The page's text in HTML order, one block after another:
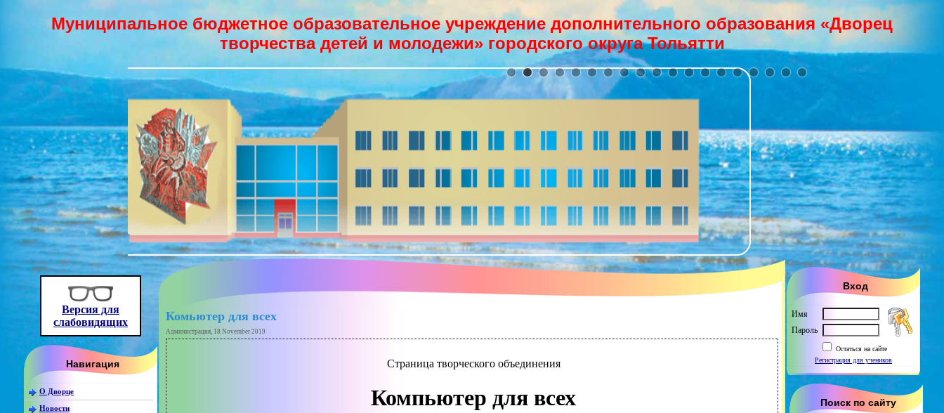
Муниципальное бюджетное образовательное учреждение дополнительного образования «Дворец
творчества детей и молодежи» городского округа Тольятти
Версия для
слабовидящих
Навигация
О Дворце
Новости
Комьютер для всех
Администрация, 18 November 2019
Вход
Имя
Пароль
Остаться на сайте
Регистрация для учеников
Поиск по сайту